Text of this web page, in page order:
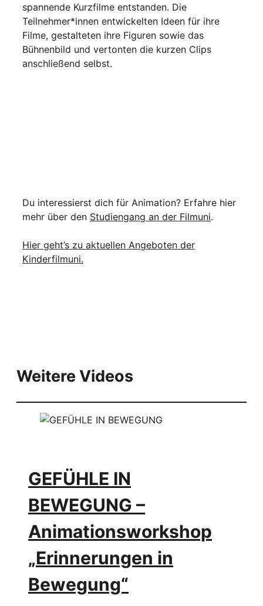
spannende Kurzfilme entstanden. Die
Teilnehmer*innen entwickelten Ideen für ihre
Filme, gestalteten ihre Figuren sowie das
Bühnenbild und vertonten die kurzen Clips
anschließend selbst.
Du interessierst dich für Animation? Erfahre hier
mehr über den Studiengang an der Filmuni.
Hier geht’s zu aktuellen Angeboten der
Kinderfilmuni.
Weitere Videos
GEFÜHLE IN
BEWEGUNG –
Animationsworkshop
„Erinnerungen in
Bewegung“